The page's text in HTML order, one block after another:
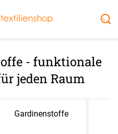
Sonnensegel
- funktionale
jeden Raum
Gardinenstoffe